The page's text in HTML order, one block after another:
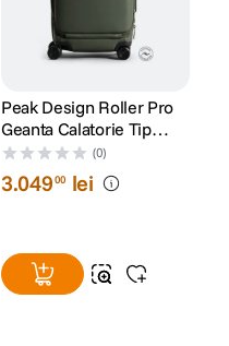
Peak Design Roller Pro
Geanta Calatorie Tip
Troller Verde(0)
3.04900 lei